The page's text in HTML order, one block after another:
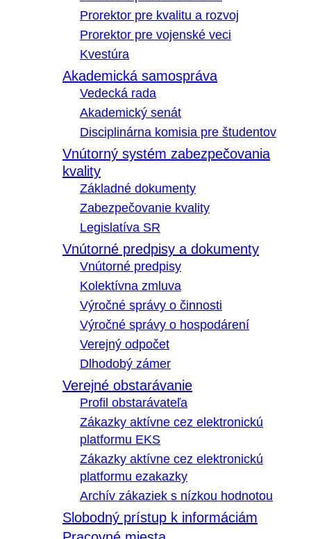
Prorektor pre kvalitu a rozvoj
Prorektor pre vojenské veci
Kvestúra
Akademická samospráva
Vedecká rada
Akademický senát
Disciplinárna komisia pre študentov
Vnútorný systém zabezpečovania
kvality
Základné dokumenty
Zabezpečovanie kvality
Legislatíva SR
Vnútorné predpisy a dokumenty
Vnútorné predpisy
Kolektívna zmluva
Výročné správy o činnosti
Výročné správy o hospodárení
Verejný odpočet
Dlhodobý zámer
Verejné obstarávanie
Profil obstarávateľa
Zákazky aktívne cez elektronickú
platformu EKS
Zákazky aktívne cez elektronickú
platformu ezakazky
Archív zákaziek s nízkou hodnotou
Slobodný prístup k informáciám